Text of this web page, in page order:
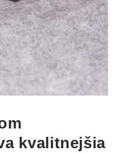
kvalitnejšia